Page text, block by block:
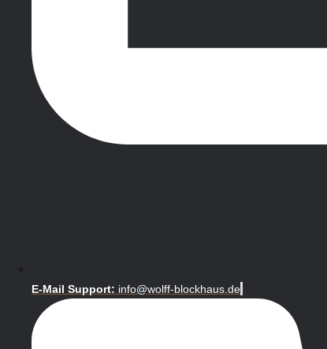
E-Mail Support: info@wolff-blockhaus.de